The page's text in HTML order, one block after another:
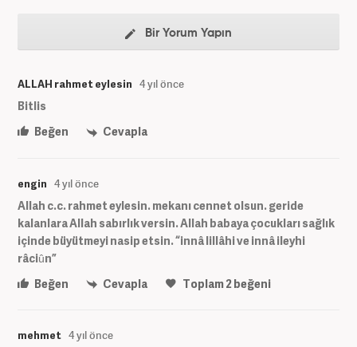
Bir Yorum Yapın
ALLAH rahmet eylesin 4 yıl önce
Bitlis
Beğen
Cevapla
engin 4 yıl önce
Allah c.c. rahmet eylesin. mekanı cennet olsun. geride
kalanlara Allah sabırlık versin. Allah babaya çocukları sağlık
içinde büyütmeyi nasip etsin. “innâ lillâhi ve innâ ileyhi
râciûn”
Beğen
Cevapla Toplam2 beğeni
mehmet 4 yıl önce